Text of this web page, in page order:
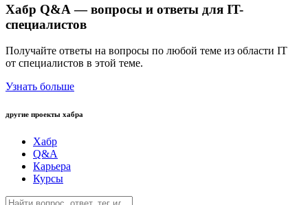
Хабр Q&A — вопросы и ответы для IT-
специалистов
Получайте ответы на вопросы по любой теме из области IT
от специалистов в этой теме.
Узнать больше
другие проекты хабра
Хабр
Q&A
Карьера
Курсы